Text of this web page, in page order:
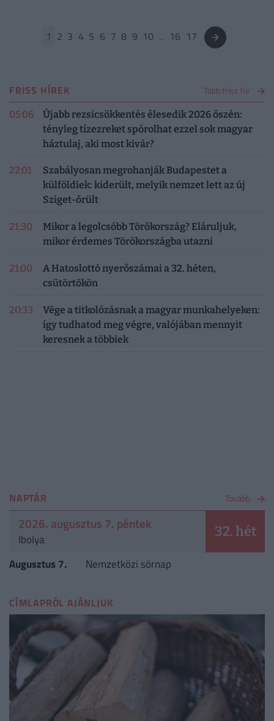
1 2 3 4 5 6 7 8 9 10 ... 16 17
FRISS HÍREK Több friss hír
05:06
Újabb rezsicsökkentés élesedik 2026 őszén:
tényleg tízezreket spórolhat ezzel sok magyar
háztulaj, aki most kivár?
22:01
Szabályosan megrohanják Budapestet a
külföldiek: kiderült, melyik nemzet lett az új
Sziget-őrült
21:30
Mikor a legolcsóbb Törökország? Eláruljuk,
mikor érdemes Törökországba utazni
21:00
A Hatoslottó nyerőszámai a 32. héten,
csütörtökön
20:33
Vége a titkolózásnak a magyar munkahelyeken:
így tudhatod meg végre, valójában mennyit
keresnek a többiek
NAPTÁR Tovább
2026. augusztus 7. péntek
Ibolya 32. hét
Augusztus 7. Nemzetközi sörnap
CÍMLAPRÓL AJÁNLJUK